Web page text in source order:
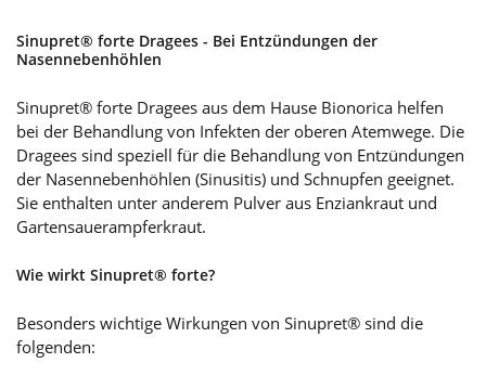
Sinupret® forte Dragees - Bei Entzündungen der
Nasennebenhöhlen
Sinupret® forte Dragees aus dem Hause Bionorica helfen
bei der Behandlung von Infekten der oberen Atemwege. Die
Dragees sind speziell für die Behandlung von Entzündungen
der Nasennebenhöhlen (Sinusitis) und Schnupfen geeignet.
Sie enthalten unter anderem Pulver aus Enziankraut und
Gartensauerampferkraut.
Wie wirkt Sinupret® forte?
Besonders wichtige Wirkungen von Sinupret® sind die
folgenden: